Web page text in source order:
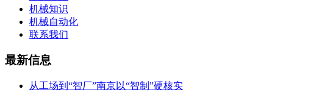
机械知识
机械自动化
联系我们
最新信息
从工场到“智厂”南京以“智制”硬核实